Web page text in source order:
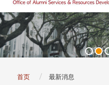
首页 最新消息